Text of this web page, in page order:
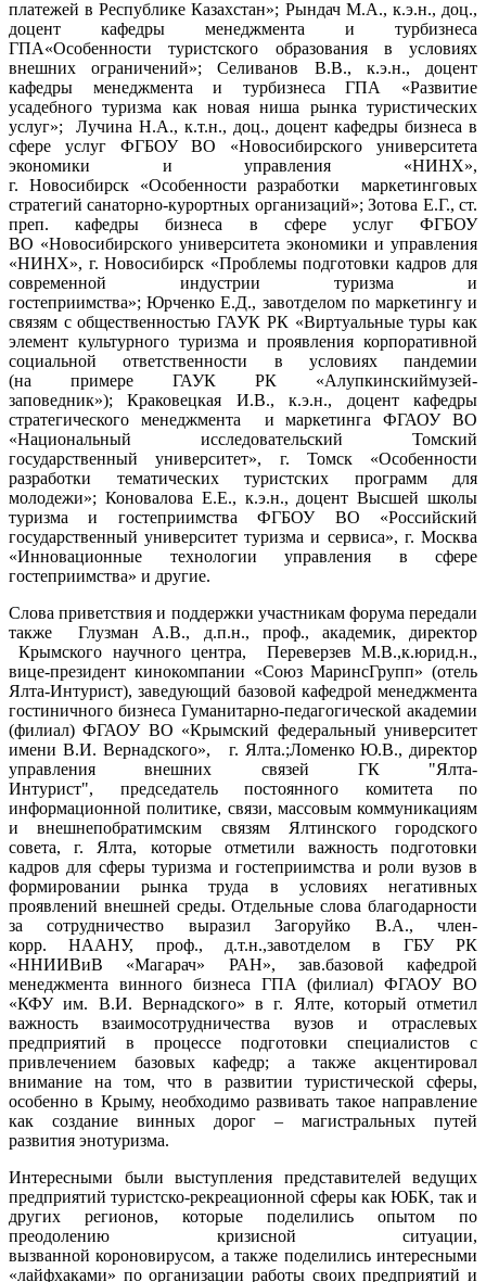
платежей в Республике Казахстан»; Рындач М.А., к.э.н., доц.,
доцент кафедры менеджмента и турбизнеса
ГПА«Особенности туристского образования в условиях
внешних ограничений»; Селиванов В.В., к.э.н., доцент
кафедры менеджмента и турбизнеса ГПА «Развитие
усадебного туризма как новая ниша рынка туристических
услуг»; Лучина Н.А., к.т.н., доц., доцент кафедры бизнеса в
сфере услуг ФГБОУ ВО «Новосибирского университета
экономики и управления «НИНХ»,
г. Новосибирск «Особенности разработки маркетинговых
стратегий санаторно-курортных организаций»; Зотова Е.Г., ст.
преп. кафедры бизнеса в сфере услуг ФГБОУ
ВО «Новосибирского университета экономики и управления
«НИНХ», г. Новосибирск «Проблемы подготовки кадров для
современной индустрии туризма и
гостеприимства»; Юрченко Е.Д., завотделом по маркетингу и
связям с общественностью ГАУК РК «Виртуальные туры как
элемент культурного туризма и проявления корпоративной
социальной ответственности в условиях пандемии
(на примере ГАУК РК «Алупкинскиймузей-
заповедник»); Краковецкая И.В., к.э.н., доцент кафедры
стратегического менеджмента и маркетинга ФГАОУ ВО
«Национальный исследовательский Томский
государственный университет», г. Томск «Особенности
разработки тематических туристских программ для
молодежи»; Коновалова Е.Е., к.э.н., доцент Высшей школы
туризма и гостеприимства ФГБОУ ВО «Российский
государственный университет туризма и сервиса», г. Москва
«Инновационные технологии управления в сфере
гостеприимства» и другие.
Слова приветствия и поддержки участникам форума передали
также Глузман А.В., д.п.н., проф., академик, директор
Крымского научного центра, Переверзев М.В.,к.юрид.н.,
вице-президент кинокомпании «Союз МаринсГрупп» (отель
Ялта-Интурист), заведующий базовой кафедрой менеджмента
гостиничного бизнеса Гуманитарно-педагогической академии
(филиал) ФГАОУ ВО «Крымский федеральный университет
имени В.И. Вернадского», г. Ялта.;Ломенко Ю.В., директор
управления внешних связей ГК "Ялта-
Интурист", председатель постоянного комитета по
информационной политике, связи, массовым коммуникациям
и внешнепобратимским связям Ялтинского городского
совета, г. Ялта, которые отметили важность подготовки
кадров для сферы туризма и гостеприимства и роли вузов в
формировании рынка труда в условиях негативных
проявлений внешней среды. Отдельные слова благодарности
за сотрудничество выразил Загоруйко В.А., член-
корр. НААНУ, проф., д.т.н.,завотделом в ГБУ РК
«ННИИВиВ «Магарач» РАН», зав.базовой кафедрой
менеджмента винного бизнеса ГПА (филиал) ФГАОУ ВО
«КФУ им. В.И. Вернадского» в г. Ялте, который отметил
важность взаимосотрудничества вузов и отраслевых
предприятий в процессе подготовки специалистов с
привлечением базовых кафедр; а также акцентировал
внимание на том, что в развитии туристической сферы,
особенно в Крыму, необходимо развивать такое направление
как создание винных дорог – магистральных путей
развития энотуризма.
Интересными были выступления представителей ведущих
предприятий туристско-рекреационной сферы как ЮБК, так и
других регионов, которые поделились опытом по
преодолению кризисной ситуации,
вызванной короновирусом, а также поделились интересными
«лайфхаками» по организации работы своих предприятий и